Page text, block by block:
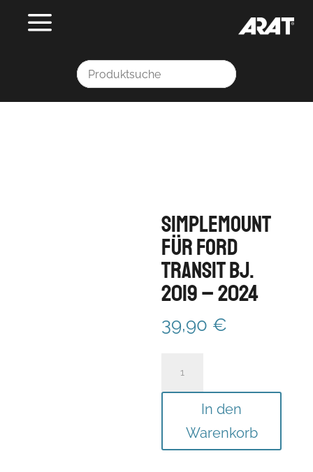
simpleMount
für Ford
Transit Bj.
2019 – 2024
39,90 €
In den
Warenkorb